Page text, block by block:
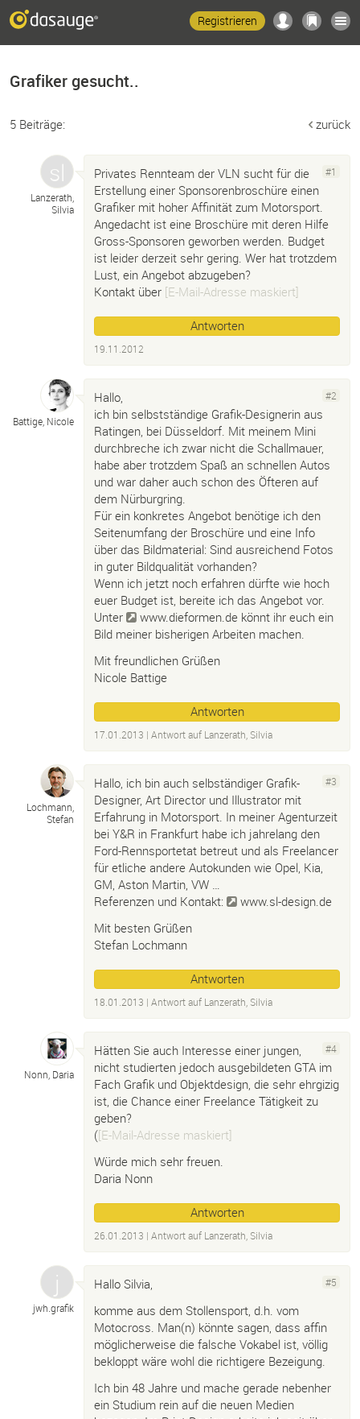
Registrieren
Grafiker gesucht..
5 Beiträge: zurück
Lanzerath,
Silvia
#1
Privates Rennteam der VLN sucht für die
Erstellung einer Sponsorenbroschüre einen
Grafiker mit hoher Affinität zum Motorsport.
Angedacht ist eine Broschüre mit deren Hilfe
Gross-Sponsoren geworben werden. Budget
ist leider derzeit sehr gering. Wer hat trotzdem
Lust, ein Angebot abzugeben?
Kontakt über [E-Mail-Adresse maskiert]
Antworten
19.11.2012
Battige, Nicole
#2
Hallo,
ich bin selbstständige Grafik-Designerin aus
Ratingen, bei Düsseldorf. Mit meinem Mini
durchbreche ich zwar nicht die Schallmauer,
habe aber trotzdem Spaß an schnellen Autos
und war daher auch schon des Öfteren auf
dem Nürburgring.
Für ein konkretes Angebot benötige ich den
Seitenumfang der Broschüre und eine Info
über das Bildmaterial: Sind ausreichend Fotos
in guter Bildqualität vorhanden?
Wenn ich jetzt noch erfahren dürfte wie hoch
euer Budget ist, bereite ich das Angebot vor.
Unter
www.dieformen.de könnt ihr euch ein
Bild meiner bisherigen Arbeiten machen.
Mit freundlichen Grüßen
Nicole Battige
Antworten
17.01.2013 | Antwort auf Lanzerath, Silvia
Lochmann,
Stefan
#3
Hallo, ich bin auch selbständiger Grafik-
Designer, Art Director und Illustrator mit
Erfahrung in Motorsport. In meiner Agenturzeit
bei Y&R in Frankfurt habe ich jahrelang den
Ford-Rennsportetat betreut und als Freelancer
für etliche andere Autokunden wie Opel, Kia,
GM, Aston Martin, VW …
Referenzen und Kontakt:
www.sl-design.de
Mit besten Grüßen
Stefan Lochmann
Antworten
18.01.2013 | Antwort auf Lanzerath, Silvia
Nonn, Daria
#4
Hätten Sie auch Interesse einer jungen,
nicht studierten jedoch ausgebildeten GTA im
Fach Grafik und Objektdesign, die sehr ehrgizig
ist, die Chance einer Freelance Tätigkeit zu
geben?
([E-Mail-Adresse maskiert]
Würde mich sehr freuen.
Daria Nonn
Antworten
26.01.2013 | Antwort auf Lanzerath, Silvia
jwh. grafik
#5
Hallo Silvia,
komme aus dem Stollensport, d.h. vom
Motocross. Man(n) könnte sagen, dass affin
möglicherweise die falsche Vokabel ist, völlig
bekloppt wäre wohl die richtigere Bezeigung.
Ich bin 48 Jahre und mache gerade nebenher
ein Studium rein auf die neuen Medien